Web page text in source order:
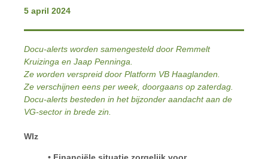
5 april 2024
Docu-alerts worden samengesteld door Remmelt
Kruizinga en Jaap Penninga.
Ze worden verspreid door Platform VB Haaglanden.
Ze verschijnen eens per week, doorgaans op zaterdag.
Docu-alerts besteden in het bijzonder aandacht aan de
VG-sector in brede zin.
Wlz